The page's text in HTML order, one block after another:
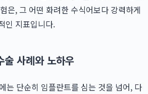
은, 그 어떤 화려한 수식어보다 강력하게
인 지표입니다.
술 사례와 노하우
는 단순히 임플란트를 심는 것을 넘어, 다